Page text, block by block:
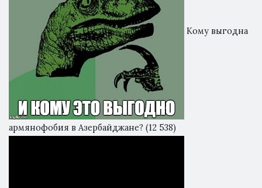
Кому выгодна
армянофобия в Азербайджане? (12 538)